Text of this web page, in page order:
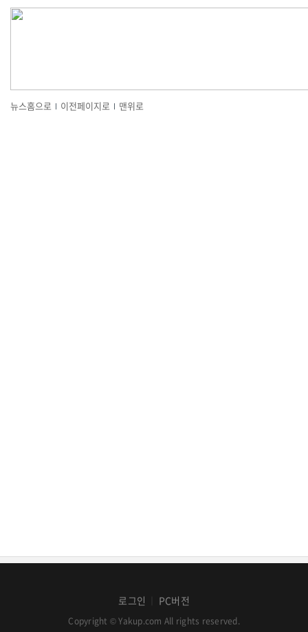
뉴스홈으로 이전페이지로 맨위로
로그인 PC버전
Copyright © Yakup.com All rights reserved.